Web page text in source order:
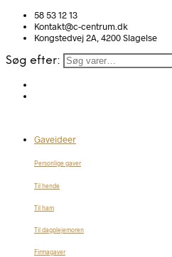
58 53 12 13
Kontakt@c-centrum.dk
Kongstedvej 2A, 4200 Slagelse
Søg efter:
Gaveideer
Personlige gaver
Til hende
Til ham
Til dagplejemoren
Firmagaver